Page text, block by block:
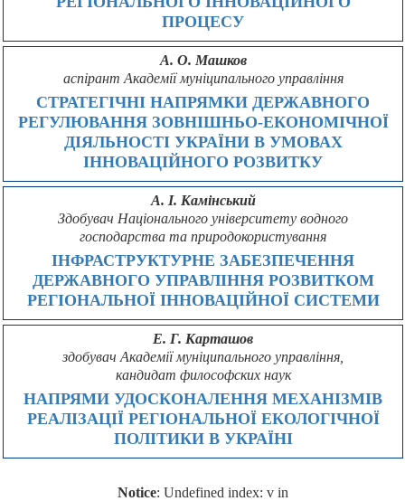
ПРОЦЕСУ
А. О. Машков
аспірант Академії муніципального управління
СТРАТЕГІЧНІ НАПРЯМКИ ДЕРЖАВНОГО
РЕГУЛЮВАННЯ ЗОВНІШНЬО-ЕКОНОМІЧНОЇ
ДІЯЛЬНОСТІ УКРАЇНИ В УМОВАХ
ІННОВАЦІЙНОГО РОЗВИТКУ
А. І. Камінський
Здобувач Національного університету водного
господарства та природокористування
ІНФРАСТРУКТУРНЕ ЗАБЕЗПЕЧЕННЯ
ДЕРЖАВНОГО УПРАВЛІННЯ РОЗВИТКОМ
РЕГІОНАЛЬНОЇ ІННОВАЦІЙНОЇ СИСТЕМИ
Е. Г. Карташов
здобувач Академії муніципального управління,
кандидат философских наук
НАПРЯМИ УДОСКОНАЛЕННЯ МЕХАНІЗМІВ
РЕАЛІЗАЦІЇ РЕГІОНАЛЬНОЇ ЕКОЛОГІЧНОЇ
ПОЛІТИКИ В УКРАЇНІ
Notice: Undefined index: v in